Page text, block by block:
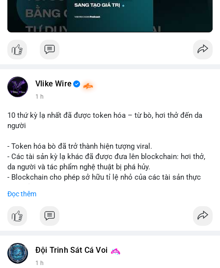
Nguồn: VIETSUCCESS
Vlike Wire
1 h
10 thứ kỳ lạ nhất đã được token hóa – từ bò, hơi thở đến da
người
- Token hóa bò đã trở thành hiện tượng viral.
- Các tài sản kỳ lạ khác đã được đưa lên blockchain: hơi thở,
da người và tác phẩm nghệ thuật bị phá hủy.
- Blockchain cho phép sở hữu tỉ lệ nhỏ của các tài sản thực
- Câu hỏi về pháp lý, đạo đức và bảo mật đang được đặt ra.
bất thường.
$btc $eth
Đọc thêm
Đội Trinh Sát Cá Voi
1 h